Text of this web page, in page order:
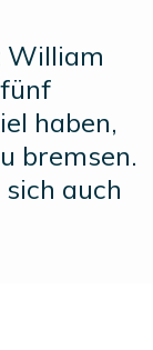
William
haben,
bremsen.
auch